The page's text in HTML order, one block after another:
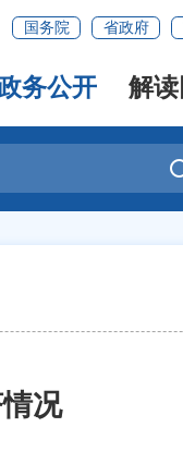
国务院 省政府
务公开 解
况